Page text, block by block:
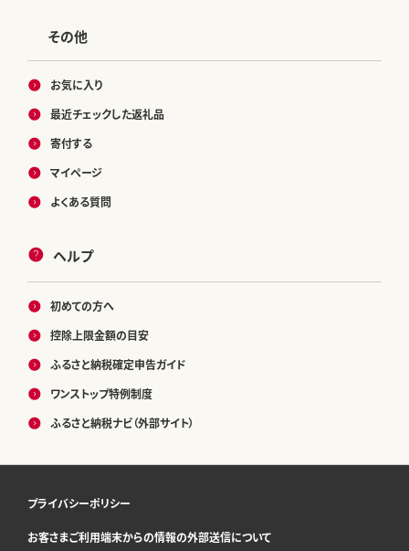
その他
お気に入り
最近チェックした返礼品
寄付する
マイページ
よくある質問
ヘルプ
初めての方へ
控除上限金額の目安
ふるさと納税確定申告ガイド
ワンストップ特例制度
ふるさと納税ナビ（外部サイト）
プライバシーポリシー
お客さまご利用端末からの情報の外部送信について